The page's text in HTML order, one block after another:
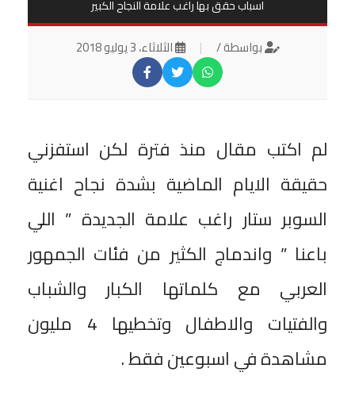
اسباب حقق بها راغب علامة النجاح الكبير
بواسطة / | الثلاثاء، 3 يوليو 2018
لم اكتب مقال منذ فترة لكن استفزني
حقيقة الايام الماضية بشدة نجاح اغنية
السوبر ستار راغب علامة الجديدة ” اللي
باعنا ” واندماج الكثير من فئات الجمهور
العربي مع كلماتها الكبار والشباب
والفتيات والاطفال وتخطيها 4 مليون
مشاهدة في اسبوعين فقط .